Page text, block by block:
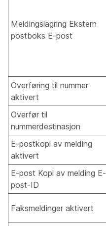
Meldingslagring Ekstern
postboks E-post
Overføring til nummer
aktivert
Overfør til
nummerdestinasjon
E-postkopi av melding
aktivert
E-post Kopi av melding E-
post-ID
Faksmeldinger aktivert